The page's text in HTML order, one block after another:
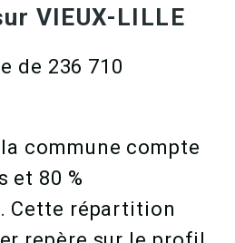
VIEUX-LILLE
de 236 710
commune compte
et 80 %
Cette répartition